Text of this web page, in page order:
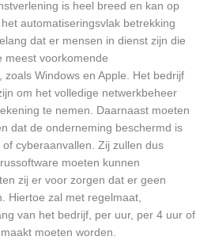
is heel breed en kan op
automatiseringsvlak betrekking
dat er mensen in dienst zijn die
meest voorkomende
zoals Windows en Apple. Het bedrijf
om het volledige netwerkbeheer
te nemen. Daarnaast moeten
dat de onderneming beschermd is
cyberaanvallen. Zij zullen dus
moeten kunnen
zij er voor zorgen dat er geen
Hiertoe zal met regelmaat,
van het bedrijf, per uur, per 4 uur of
moeten worden.